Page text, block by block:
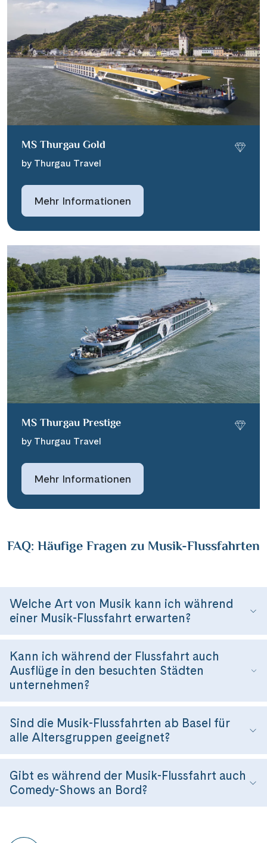
MS Thurgau Gold
by Thurgau Travel
Mehr Informationen
MS Thurgau Prestige
by Thurgau Travel
Mehr Informationen
FAQ: Häufige Fragen zu Musik-Flussfahrten
Welche Art von Musik kann ich während
einer Musik-Flussfahrt erwarten?
Kann ich während der Flussfahrt auch
Ausflüge in den besuchten Städten
unternehmen?
Sind die Musik-Flussfahrten ab Basel für
alle Altersgruppen geeignet?
Gibt es während der Musik-Flussfahrt auch
Comedy-Shows an Bord?